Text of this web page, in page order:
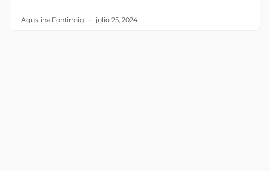
Agustina Fontirroig julio 25, 2024